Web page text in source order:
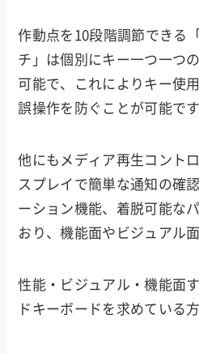
作動点を10段階調節できる
チ」は個別にキー一つ一つ
可能で、これによりキー使
誤操作を防ぐことが可能です
他にもメディア再生コント
スプレイで簡単な通知の確
ーション機能、着脱可能な
おり、機能面やビジュアル
性能・ビジュアル・機能面
ドキーボードを求めている